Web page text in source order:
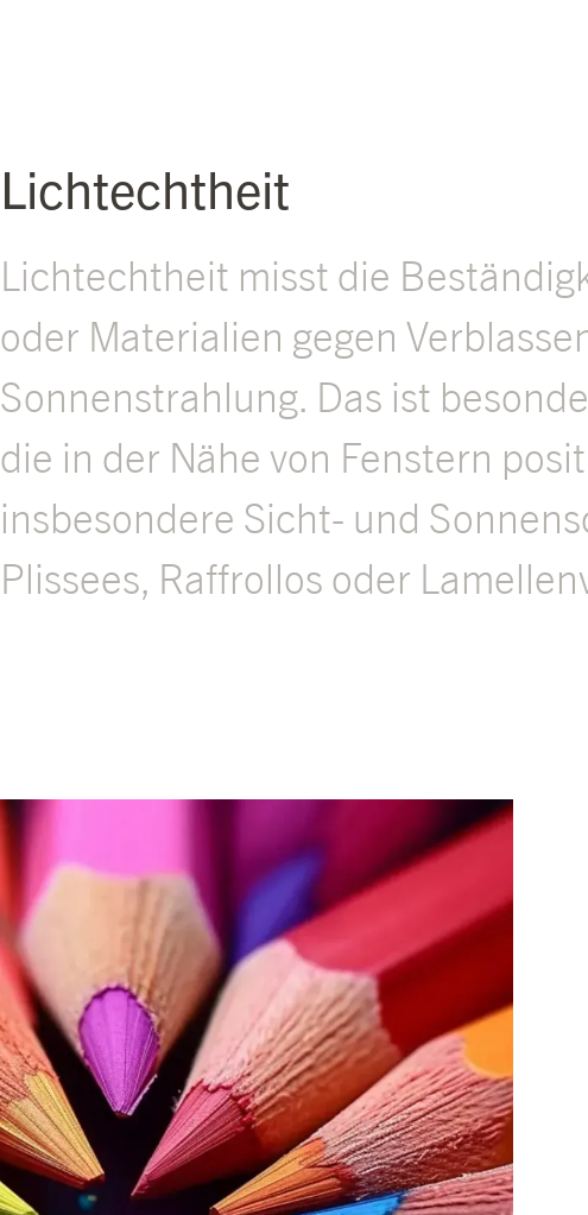
Lichtechtheit
Lichtechtheit misst die
oder Materialien gegen
Sonnenstrahlung. Das ist
die in der Nähe von Fenstern
insbesondere Sicht- und
Plissees, Raffrollos oder